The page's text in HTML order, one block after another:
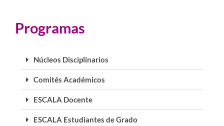
Programas
Núcleos Disciplinarios
Comités Académicos
ESCALA Docente
ESCALA Estudiantes de Grado